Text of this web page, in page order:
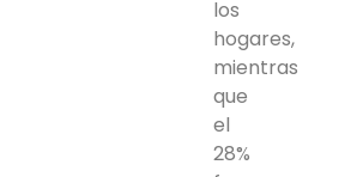
los
hogares,
mientras
que
el
28%